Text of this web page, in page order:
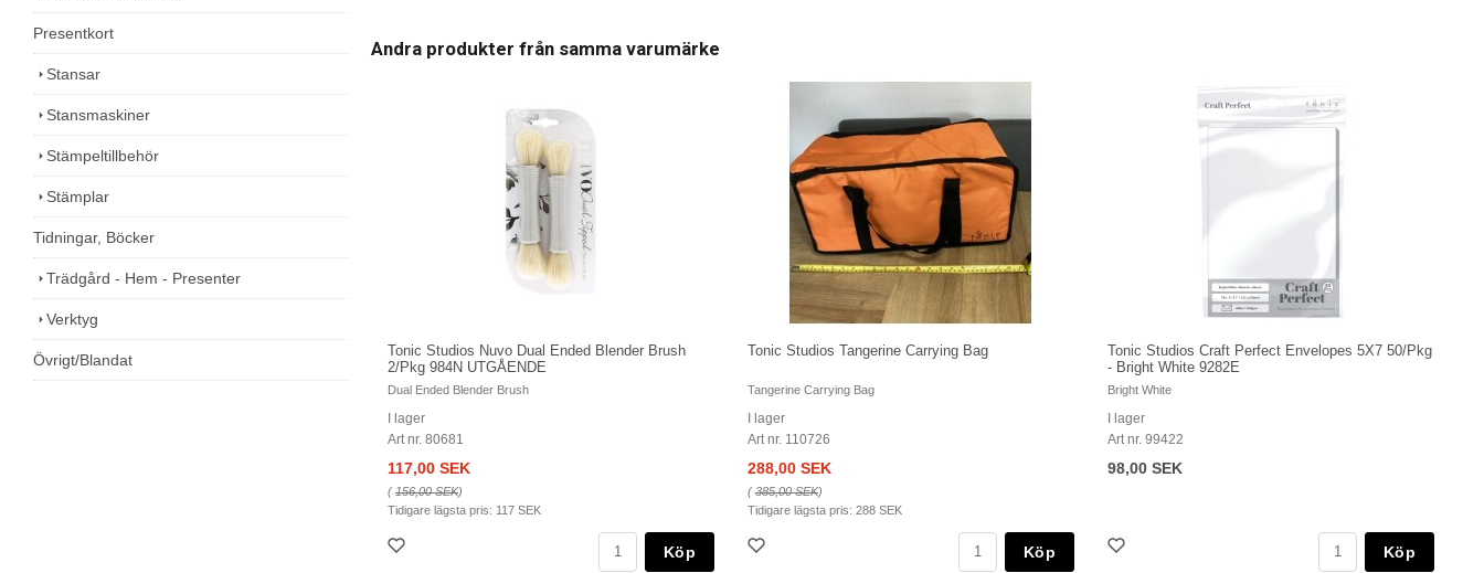
Presentkort
Stansar
Stansmaskiner
Stämpeltillbehör
Stämplar
Tidningar, Böcker
Trädgård - Hem - Presenter
Verktyg
Övrigt/Blandat
Andra produkter från samma varumärke
Tonic Studios Nuvo Dual Ended Blender Brush
2/Pkg 984N UTGÅENDE
Dual Ended Blender Brush
I lager
Art nr. 80681
117,00 SEK
(156,00 SEK)
Tidigare lägsta pris: 117 SEK
Köp
Tonic Studios Tangerine Carrying Bag
Tangerine Carrying Bag
I lager
Art nr. 110726
288,00 SEK
(385,00 SEK)
Tidigare lägsta pris: 288 SEK
Köp
Tonic Studios Craft Perfect Envelopes 5X7 50/Pkg
- Bright White 9282E
Bright White
I lager
Art nr. 99422
98,00 SEK
Köp